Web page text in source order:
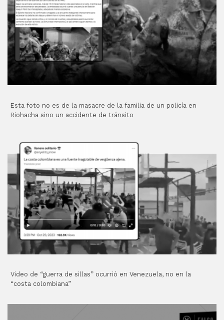
Esta foto no es de la masacre de la familia de un policía en
Riohacha sino un accidente de tránsito
Video de “guerra de sillas” ocurrió en Venezuela, no en la
“costa colombiana”